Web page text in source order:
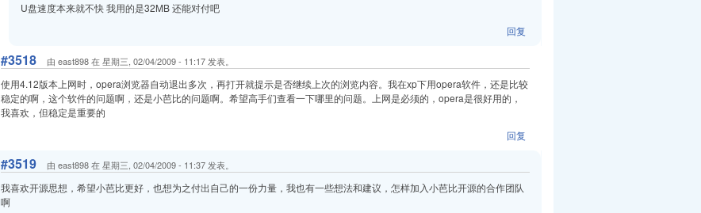
U盘速度本来就不快 我用的是32MB 还能对付吧
回复
#3518 由 east898 在 星期三, 02/04/2009 - 11:17 发表。
使用4.12版本上网时，opera浏览器自动退出多次，再打开就提示是否继续上次的浏览内容。我在xp下用opera软件，还是比较
稳定的啊，这个软件的问题啊，还是小芭比的问题啊。希望高手们查看一下哪里的问题。上网是必须的，opera是很好用的，
我喜欢，但稳定是重要的
回复
#3519 由 east898 在 星期三, 02/04/2009 - 11:37 发表。
我喜欢开源思想，希望小芭比更好，也想为之付出自己的一份力量，我也有一些想法和建议，怎样加入小芭比开源的合作团队
啊